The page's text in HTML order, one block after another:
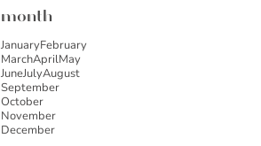
month
JanuaryFebruary
MarchAprilMay
JuneJulyAugust
September
October
November
December